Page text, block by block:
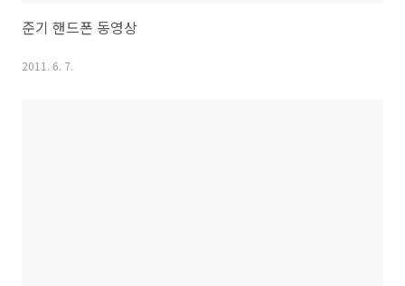
준기 핸드폰 동영상
2011. 6. 7.